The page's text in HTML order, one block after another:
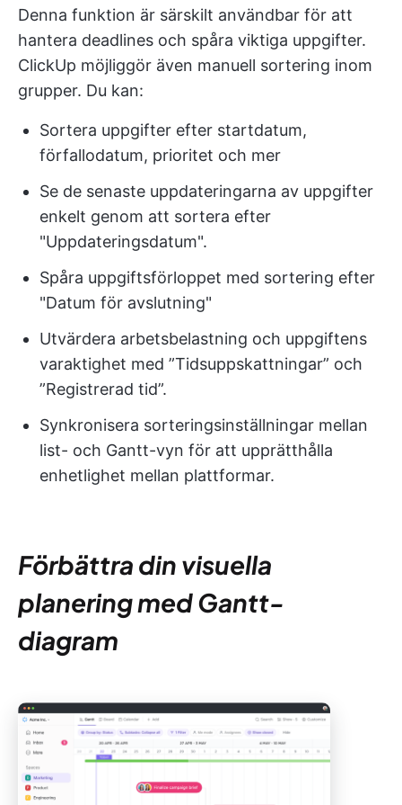
Denna funktion är särskilt användbar för att
hantera deadlines och spåra viktiga uppgifter.
ClickUp möjliggör även manuell sortering inom
grupper. Du kan:
Sortera uppgifter efter startdatum,
förfallodatum, prioritet och mer
Se de senaste uppdateringarna av uppgifter
enkelt genom att sortera efter
"Uppdateringsdatum".
Spåra uppgiftsförloppet med sortering efter
"Datum för avslutning"
Utvärdera arbetsbelastning och uppgiftens
varaktighet med ”Tidsuppskattningar” och
”Registrerad tid”.
Synkronisera sorteringsinställningar mellan
list- och Gantt-vyn för att upprätthålla
enhetlighet mellan plattformar.
Förbättra din visuella
planering med Gantt-
diagram